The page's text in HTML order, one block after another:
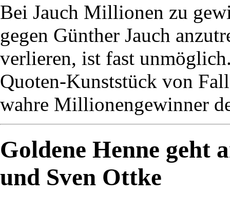
Bei Jauch Millionen zu
gegen Günther Jauch
verlieren, ist fast
Quoten-Kunststück von
wahre Millionengewinner
Goldene Henne geht
und Sven Ottke